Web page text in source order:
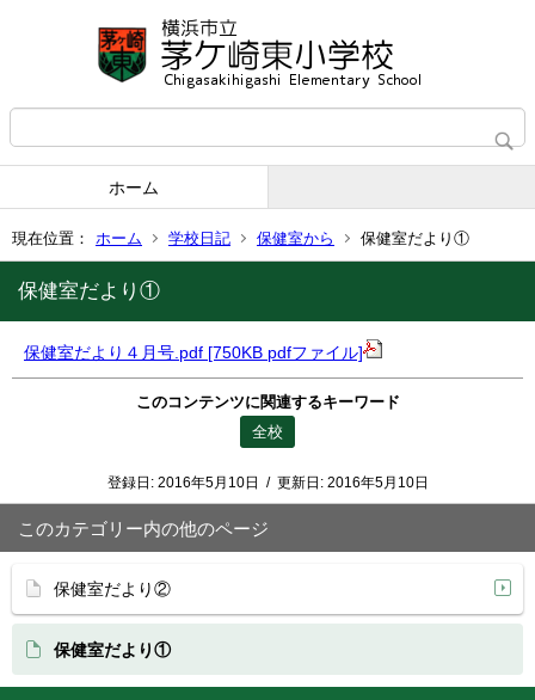
ホーム
現在位置： ホーム 学校日記 保健室から 保健室だより①
保健室だより①
保健室だより４月号.pdf [750KB pdfファイル]
このコンテンツに関連するキーワード
全校
登録日: 2016年5月10日 / 更新日: 2016年5月10日
このカテゴリー内の他のページ
保健室だより②
保健室だより①